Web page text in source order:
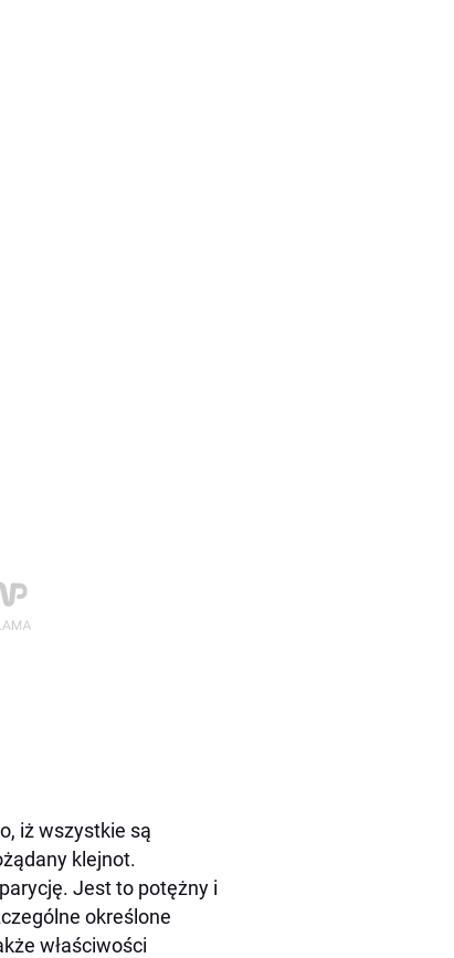
iż wszystkie są
klejnot.
Jest to potężny i
określone
właściwości